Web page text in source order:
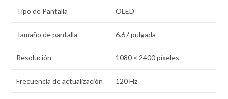
Tipo de Pantalla OLED
Tamaño de pantalla 6.67 pulgada
Resolución 1080 × 2400 píxeles
Frecuencia de actualización 120 Hz